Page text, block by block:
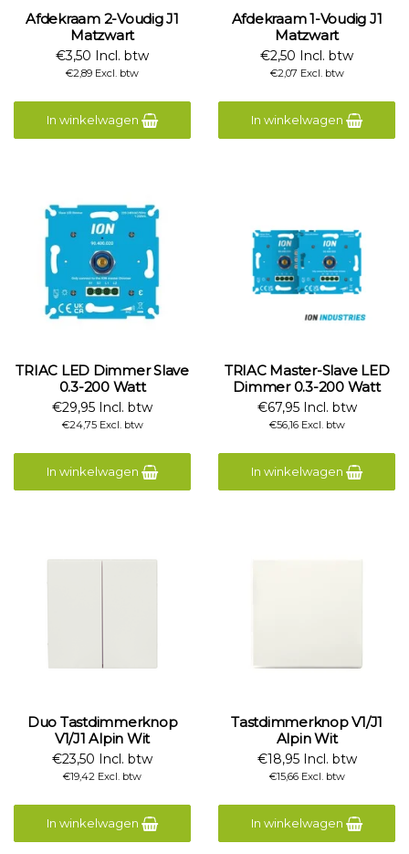
Afdekraam 2-Voudig J1
Matzwart
€3,50 Incl. btw
€2,89 Excl. btw
In winkelwagen
Afdekraam 1-Voudig J1
Matzwart
€2,50 Incl. btw
€2,07 Excl. btw
In winkelwagen
TRIAC LED Dimmer Slave
0.3-200 Watt
€29,95 Incl. btw
€24,75 Excl. btw
In winkelwagen
TRIAC Master-Slave LED
Dimmer 0.3-200 Watt
€67,95 Incl. btw
€56,16 Excl. btw
In winkelwagen
Duo Tastdimmerknop
V1/J1 Alpin Wit
€23,50 Incl. btw
€19,42 Excl. btw
In winkelwagen
Tastdimmerknop V1/J1
Alpin Wit
€18,95 Incl. btw
€15,66 Excl. btw
In winkelwagen